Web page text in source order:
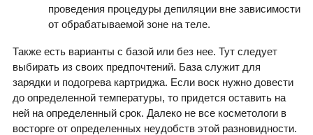
проведения процедуры депиляции вне зависимости
от обрабатываемой зоне на теле.
Также есть варианты с базой или без нее. Тут следует
выбирать из своих предпочтений. База служит для
зарядки и подогрева картриджа. Если воск нужно довести
до определенной температуры, то придется оставить на
ней на определенный срок. Далеко не все косметологи в
восторге от определенных неудобств этой разновидности.